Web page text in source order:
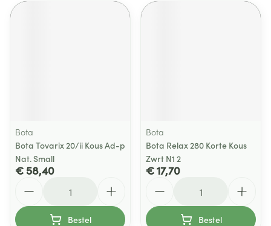
Bota
Bota Tovarix 20/ii Kous Ad-p
Nat. Small
€ 58,40
Bestel
Bota
Bota Relax 280 Korte Kous
Zwrt N1 2
€ 17,70
Bestel